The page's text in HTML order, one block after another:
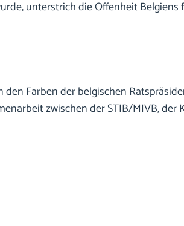
unterstrich die Offenheit Belgiens
Farben der belgischen
zwischen der STIB/MIVB, der